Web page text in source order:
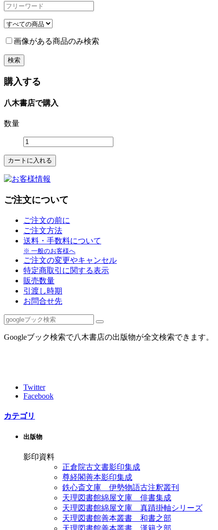
画像がある商品のみ検索
購入する
八木書店で購入
数量
ご注文について
ご注文の前に
ご注文方法
送料・手数料について
※ 一般のお客様へ
ご注文の変更やキャンセル
特定商取引に関する表示
販売数量
引渡し時期
お問合せ先
Googleブック検索で八木書店の出版物が全文検索できます。
Twitter
Facebook
カテゴリ
出版物
影印資料
正倉院古文書影印集成
尊経閣善本影印集成
鉄心斎文庫 伊勢物語古注釈叢刊
天理図書館綿屋文庫 俳書集成
天理図書館綿屋文庫 真蹟掛軸シリーズ
天理図書館善本叢書 和書之部
天理図書館善本叢書 漢籍之部